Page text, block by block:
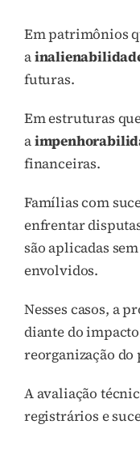
Em patrimônios
a
futuras.
Em estruturas
a
financeiras.
Famílias com
enfrentar
são aplicadas
envolvidos.
Nesses casos, a
diante do
reorganização
A avaliação
registrários e